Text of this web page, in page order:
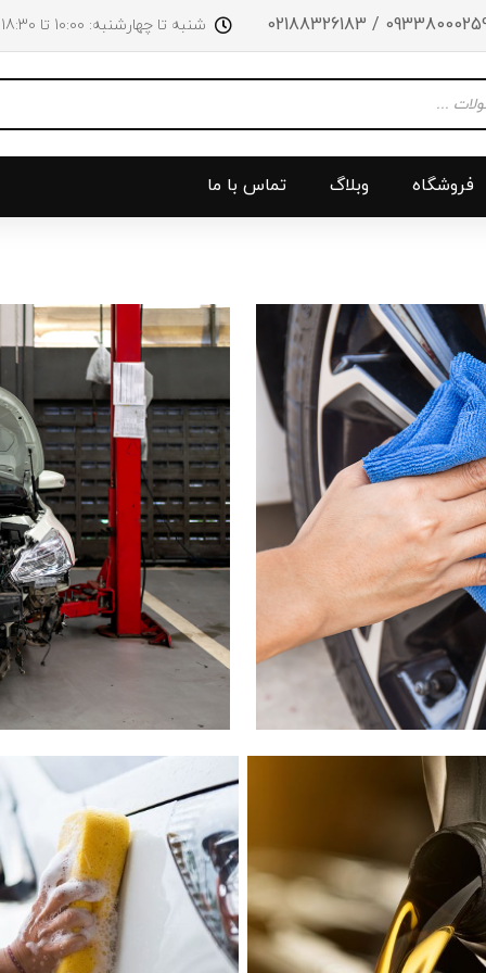
09338000259 / شنبه تا چهارشنبه: 10:00 تا 18:30 پنجشنبه‌‌ها تا ساعت 14:00
چراغ جلو
چراغ عقب
چراغ روی سپر
دی لایت
شبرنگ
سینی
سینی
دریچه
کلاچ
سر
لنت و کفشک ترمز
فروشگاه وبلاگ تماس با ما